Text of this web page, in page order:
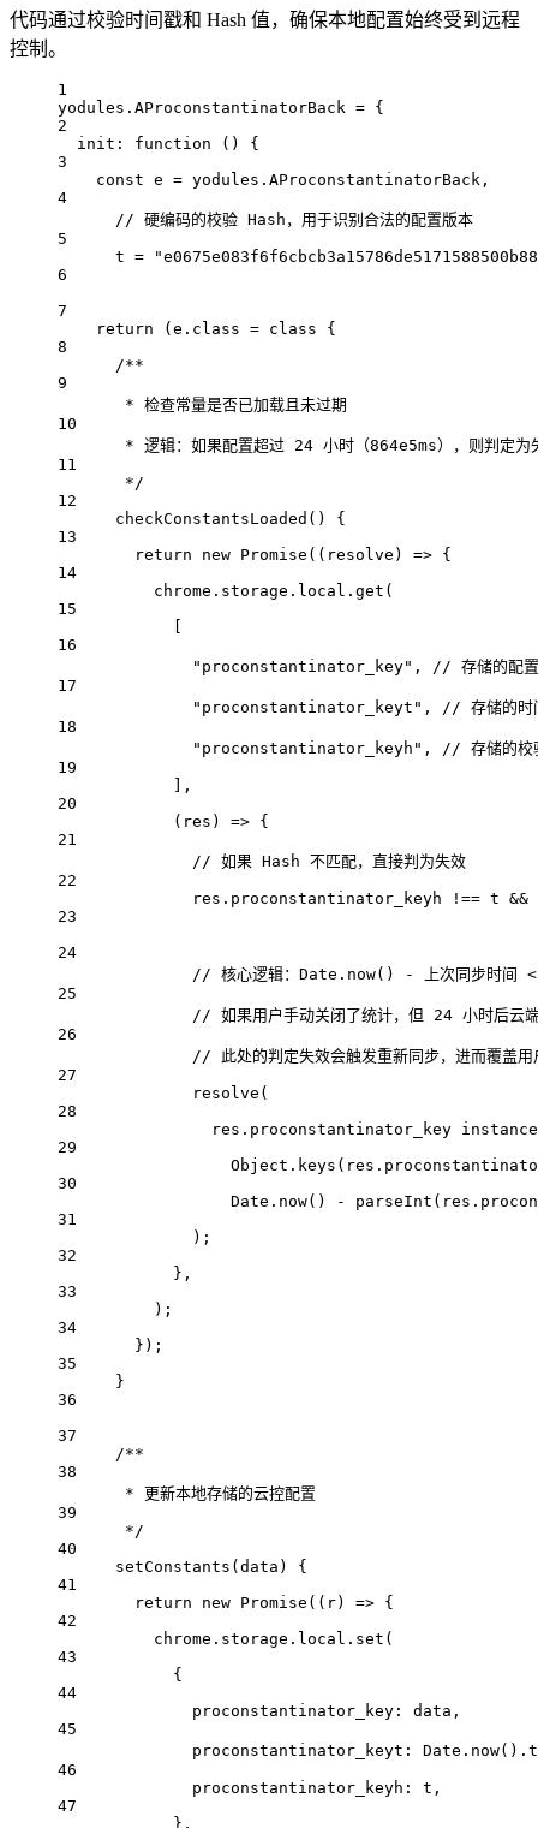
代码通过校验时间戳和 Hash 值，确保本地配置始终受到远程
控制。
1
yodules . AProconstantinatorBack = {
2
init : function () {
3
const e = yodules . AProconstantinatorBack ,
4
// 硬编码的校验 Hash，用于识别合法的配置版本
5
t =
6
7
return ( e . class = class {
8
/**
9
* 检查常量是否已加载且未过期
10
* 逻辑：如果配置超过 24 小时（864e5ms），则判定为
11
*/
12
checkConstantsLoaded () {
13
return
new Promise (( resolve ) => {
14
chrome . storage . local . get (
15
16
"proconstantinator_key" , // 存储的配
17
"proconstantinator_keyt" , // 存储的时
18
"proconstantinator_keyh" , // 存储的校
19
],
20
( res ) => {
21
// 如果 Hash 不匹配，直接判为失效
22
res . proconstantinator_keyh !== t &&
23
24
// 核心逻辑：Date.now() - 上次同步时间
25
// 如果用户手动关闭了统计，但 24 小时后云
26
// 此处的判定失效会触发重新同步，进而覆盖用
27
resolve (
28
res . proconstantinator_key
29
Object . keys ( res .
30
Date . now() - parseInt ( res .
31
);
32
},
33
);
34
});
35
}
36
37
/**
38
* 更新本地存储的云控配置
39
*/
40
setConstants ( data ) {
41
return
new Promise (( r) => {
42
chrome . storage . local . set (
43
{
44
proconstantinator_key : data ,
45
proconstantinator_keyt : Date . now().
46
proconstantinator_keyh : t ,
47
},